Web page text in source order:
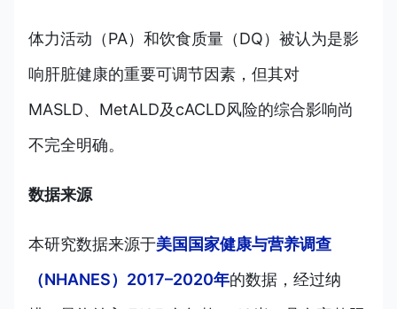
体力活动（PA）和饮食质量（DQ）被认为是影
响肝脏健康的重要可调节因素，但其对
MASLD、MetALD及cACLD风险的综合影响尚
不完全明确。
数据来源
本研究数据来源于美国国家健康与营养调查
（NHANES）2017–2020年的数据，经过纳